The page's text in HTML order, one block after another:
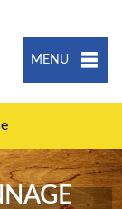
MENU